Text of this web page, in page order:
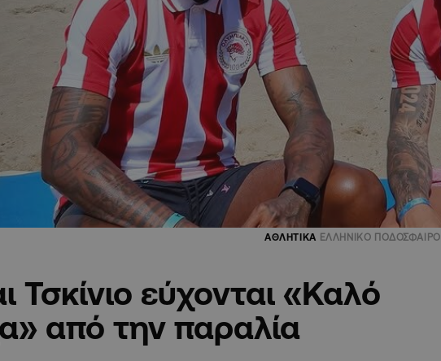
ΑΘΛΗΤΙΚΑ ΕΛΛΗΝΙΚΟ ΠΟΔΟΣΦΑΙΡΟ
Τσκίνιο εύχονται «Καλό
από την παραλία